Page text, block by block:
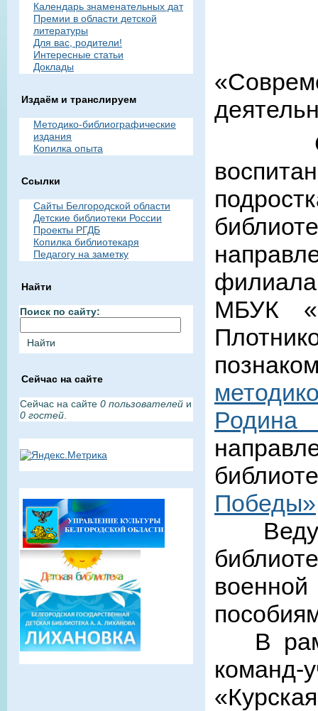
Календарь знаменательных дат
Премии в области детской
литературы
Для вас, родители!
Интересные статьи
Доклады
Издаём и транслируем
Методико-библиографические
издания
Копилка опыта
Ссылки
Сайты Белгородской области
Детские библиотеки России
Проекты РГДБ
Копилка библиотекаря
Педагогу на заметку
Найти
Поиск по сайту:
Сейчас на сайте
Сейчас на сайте 0 пользователей и
0 гостей
С
МБУК
Победы»
В